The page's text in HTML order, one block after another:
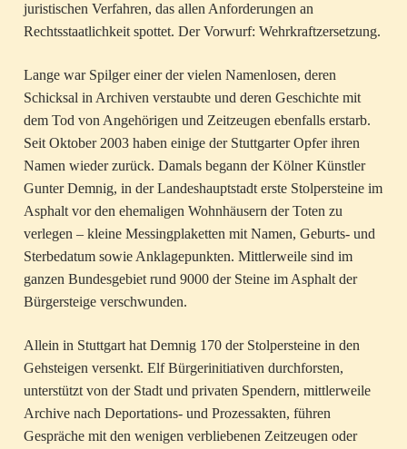
juristischen Verfahren, das allen Anforderungen an
Rechtsstaatlichkeit spottet. Der Vorwurf: Wehrkraftzersetzung.
Lange war Spilger einer der vielen Namenlosen, deren
Schicksal in Archiven verstaubte und deren Geschichte mit
dem Tod von Angehörigen und Zeitzeugen ebenfalls erstarb.
Seit Oktober 2003 haben einige der Stuttgarter Opfer ihren
Namen wieder zurück. Damals begann der Kölner Künstler
Gunter Demnig, in der Landeshauptstadt erste Stolpersteine im
Asphalt vor den ehemaligen Wohnhäusern der Toten zu
verlegen – kleine Messingplaketten mit Namen, Geburts- und
Sterbedatum sowie Anklagepunkten. Mittlerweile sind im
ganzen Bundesgebiet rund 9000 der Steine im Asphalt der
Bürgersteige verschwunden.
Allein in Stuttgart hat Demnig 170 der Stolpersteine in den
Gehsteigen versenkt. Elf Bürgerinitiativen durchforsten,
unterstützt von der Stadt und privaten Spendern, mittlerweile
Archive nach Deportations- und Prozessakten, führen
Gespräche mit den wenigen verbliebenen Zeitzeugen oder